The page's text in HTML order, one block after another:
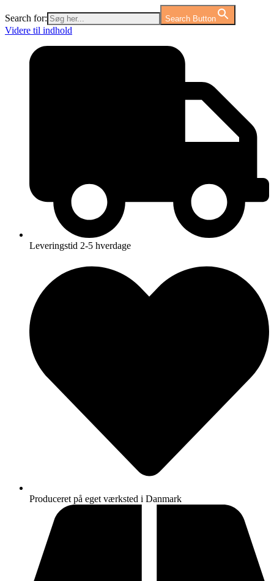
Search for: Search Button
Videre til indhold
Leveringstid 2-5 hverdage
Produceret på eget værksted i Danmark